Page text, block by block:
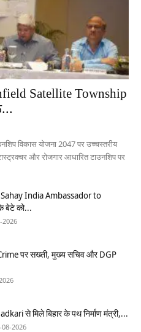
Satellite Township
विकास योजना 2047 पर उच्चस्तरीय
और रोजगार आधारित टाउनशिप पर
India Ambassador to
बेटे को...
2026
पर सख्ती, मुख्य सचिव और DGP
से मिले बिहार के पथ निर्माण मंत्री,...
08-2026